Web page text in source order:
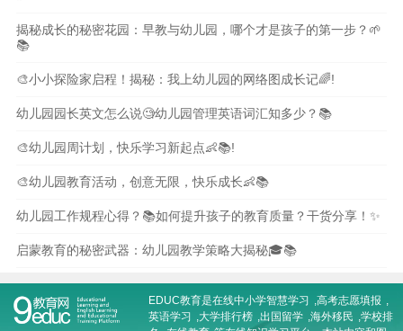
揭秘成长的秘密花园：早教与幼儿园，哪个才是孩子的第一步？🌱
📚
🎨小小探险家启程！揭秘：我上幼儿园的网络图成长记🌈!
幼儿园园长英文怎么说🧐幼儿园管理英语词汇知多少？📚
🎨幼儿园周计划，快乐学习新起点👶📚!
🎨幼儿园教育活动，创意无限，快乐成长👶📚
幼儿园工作规程心得？📚如何提升孩子的教育质量？干货分享！✨
启蒙教育的秘密武器：幼儿园教学策略大揭秘🎓📚
EDUC教育是在线中小学智慧学习 ,高考志愿填报 ,
英语学习
,大学排行榜 ,出国留学 ,海外移民 ,学校排